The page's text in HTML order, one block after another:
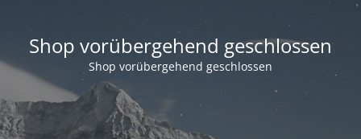
Shop vorübergehend geschlossen
Shop vorübergehend geschlossen